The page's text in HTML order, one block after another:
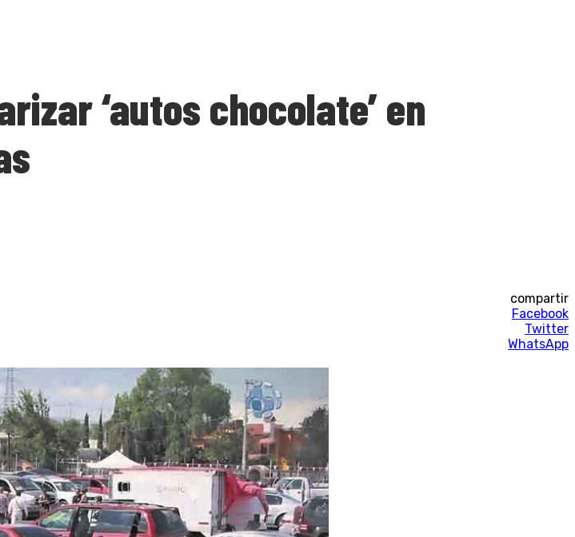
‘autos chocolate’ en
compartir
Facebook
Twitter
WhatsApp